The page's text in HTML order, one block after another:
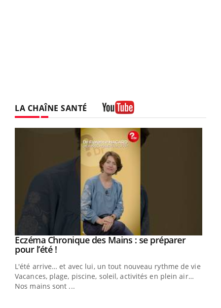
LA CHAÎNE SANTÉ
Youtube
Eczéma Chronique des Mains : se préparer
pour l’été !Youtube
L'été arrive… et avec lui, un tout nouveau rythme de vie !
Vacances, plage, piscine, soleil, activités en plein air…
Nos mains sont ...